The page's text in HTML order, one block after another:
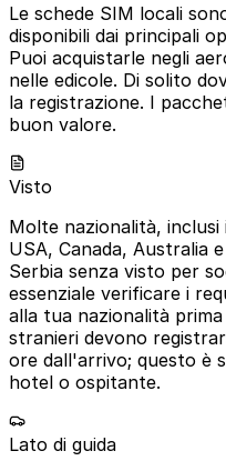
Le schede SIM locali
disponibili dai principali
Puoi acquistarle negli
nelle edicole. Di solito
la registrazione. I
buon valore.
Visto
Molte nazionalità, inclusi
USA, Canada, Australia
Serbia senza visto per
essenziale verificare i
alla tua nazionalità
stranieri devono
ore dall'arrivo; questo è
hotel o ospitante.
Lato di guida